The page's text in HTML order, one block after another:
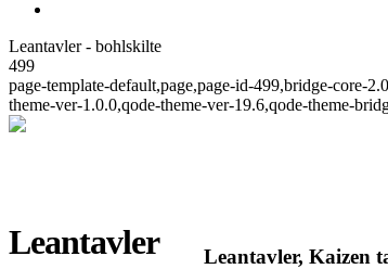
Leantavler - bohlskilte
499
page-template-default,page,page-id-499,bridge-core-
theme-ver-1.0.0,qode-theme-ver-19.6,qode-theme-
Leantavler Leantavler, Kaizen